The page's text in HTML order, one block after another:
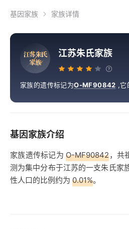
基因家族 家族详情
江苏朱氏
家族
江苏朱氏家族
家族的遗传标记为O-MF90842 ,它
基因家族介绍
家族遗传标记为O-MF90842，共
测为集中分布于江苏的一支朱氏家
性人口的比例约为 0.01%。